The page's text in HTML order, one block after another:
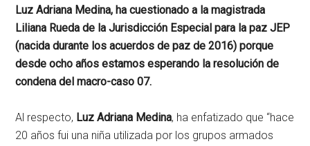
Luz Adriana Medina, ha cuestionado a la magistrada
Liliana Rueda de la Jurisdicción Especial para la paz JEP
(nacida durante los acuerdos de paz de 2016) porque
desde ocho años estamos esperando la resolución de
condena del macro-caso 07.
Al respecto, Luz Adriana Medina, ha enfatizado que “hace
20 años fui una niña utilizada por los grupos armados